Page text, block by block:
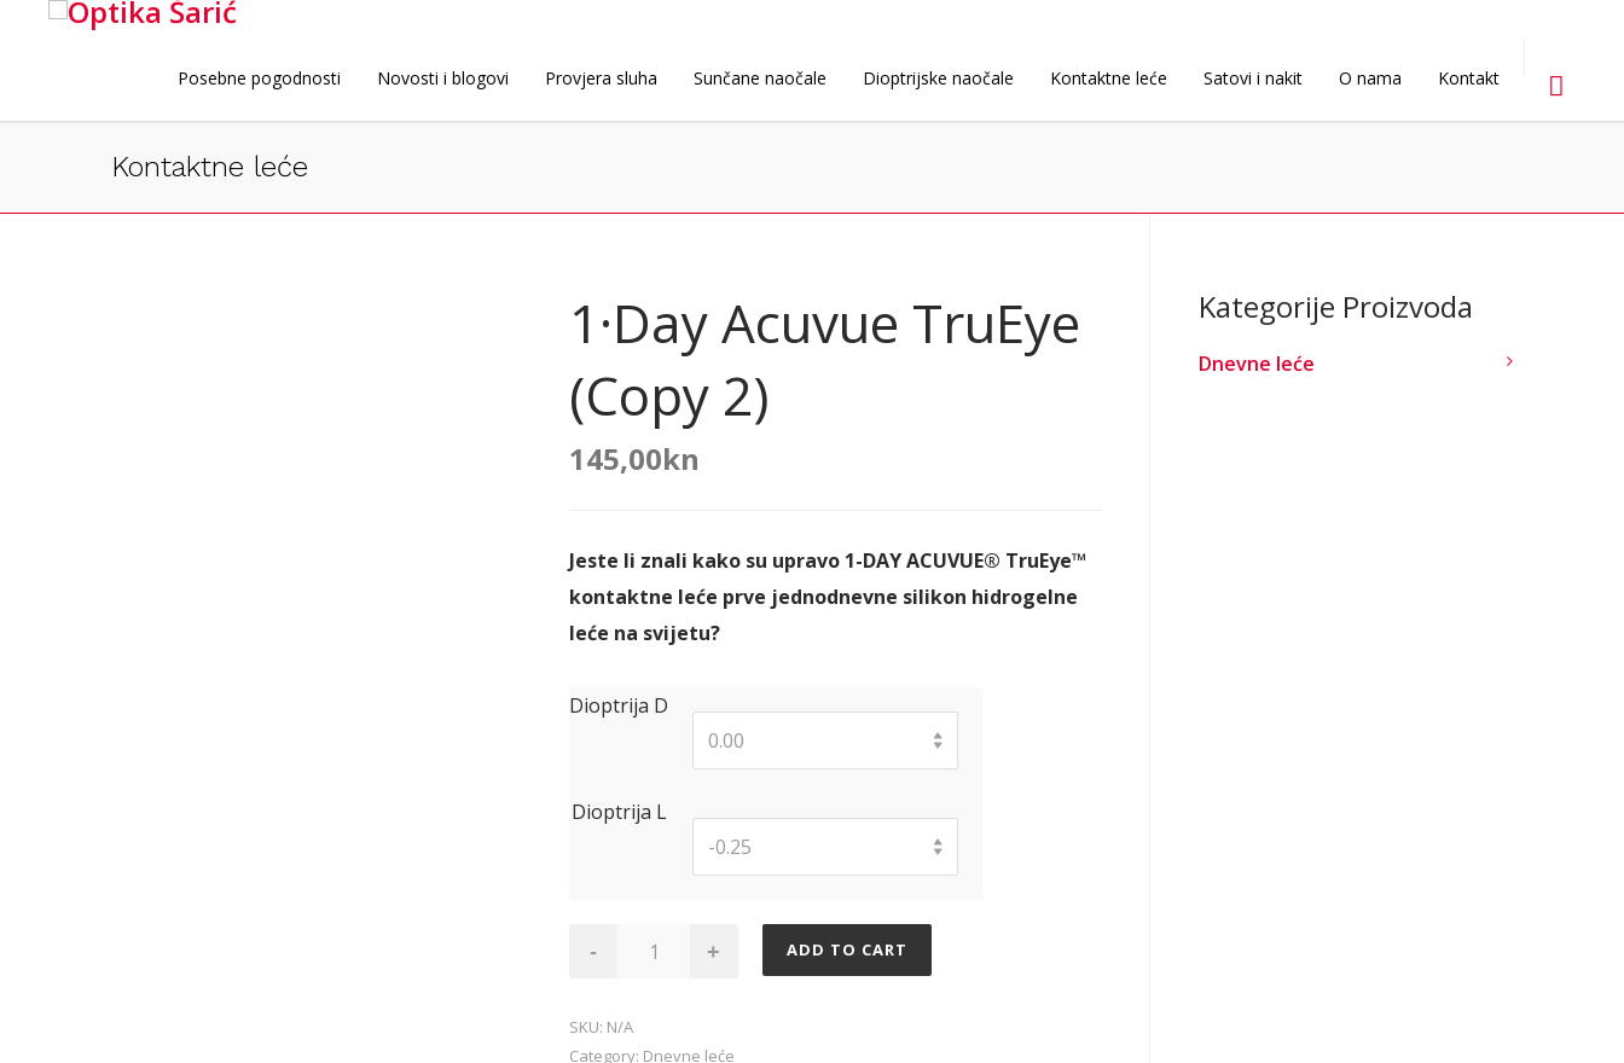
Posebne pogodnosti Novosti i blogovi Provjera sluha Sunčane naočale Dioptrijske naočale Kontaktne leće Satovi i nakit O nama Kontakt
Kontaktne leće
1·Day Acuvue TruEye
(Copy 2)
145,00kn
Jeste li znali kako su upravo 1-DAY ACUVUE® TruEye™
kontaktne leće prve jednodnevne silikon hidrogelne
leće na svijetu?
Dioptrija D
0.00
Dioptrija L
-0.25
(Copy
- + ADD TO CART
SKU: N/A
Category: Dnevne leće
Kategorije Proizvoda
Dnevne leće